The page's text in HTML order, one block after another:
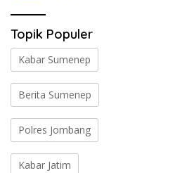
Topik Populer
Kabar Sumenep
Berita Sumenep
Polres Jombang
Kabar Jatim